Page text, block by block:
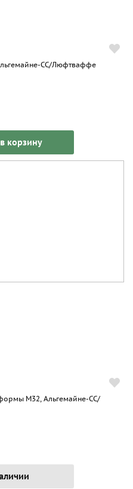
СС/Люфтваффе
корзину
М32, Альгемайне-СС/